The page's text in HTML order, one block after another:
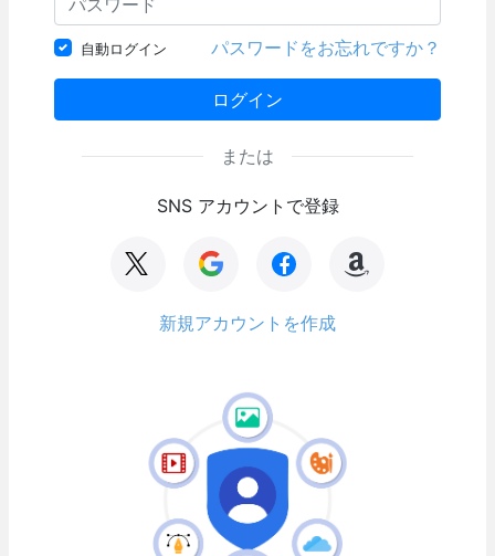
自動ログイン パスワードをお忘れですか？
ログイン
または
SNS アカウントで登録
新規アカウントを作成